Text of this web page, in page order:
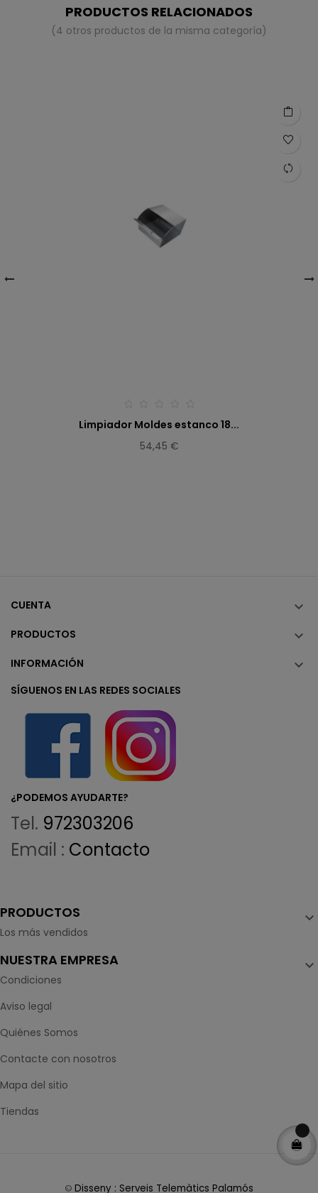
PRODUCTOS RELACIONADOS
(4 otros productos de la misma categoría)
Limpiador Moldes estanco 18...
54,45 €
CUENTA 
PRODUCTOS 
INFORMACIÓN 
SÍGUENOS EN LAS REDES SOCIALES
¿PODEMOS AYUDARTE?
Tel. 972303206
Email : Contacto
PRODUCTOS 
Los más vendidos
NUESTRA EMPRESA 
Condiciones
Aviso legal
Quiénes Somos
Contacte con nosotros
Mapa del sitio
Tiendas
© Disseny : Serveis Telemàtics Palamós